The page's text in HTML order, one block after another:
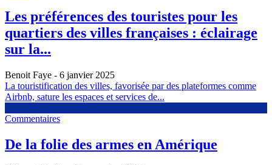
Les préférences des touristes pour les
quartiers des villes françaises : éclairage
sur la...
Benoit Faye - 6 janvier 2025
La touristification des villes, favorisée par des plateformes comme
Airbnb, sature les espaces et services de...
Commentaires
De la folie des armes en Amérique